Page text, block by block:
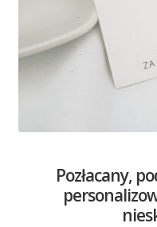
Pozłacany,